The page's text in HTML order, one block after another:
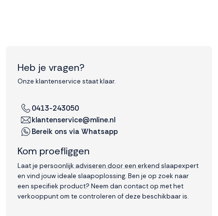
Heb je vragen?
Onze klantenservice staat klaar.
0413-243050
klantenservice@mline.nl
Bereik ons via Whatsapp
Kom proefliggen
Laat je persoonlijk adviseren door een erkend slaapexpert
en vind jouw ideale slaapoplossing. Ben je op zoek naar
een specifiek product? Neem dan contact op met het
verkooppunt om te controleren of deze beschikbaar is.